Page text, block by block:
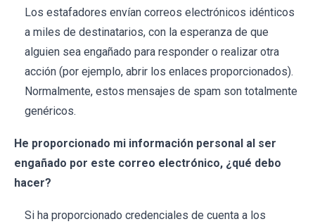
Los estafadores envían correos electrónicos idénticos
a miles de destinatarios, con la esperanza de que
alguien sea engañado para responder o realizar otra
acción (por ejemplo, abrir los enlaces proporcionados).
Normalmente, estos mensajes de spam son totalmente
genéricos.
He proporcionado mi información personal al ser
engañado por este correo electrónico, ¿qué debo
hacer?
Si ha proporcionado credenciales de cuenta a los